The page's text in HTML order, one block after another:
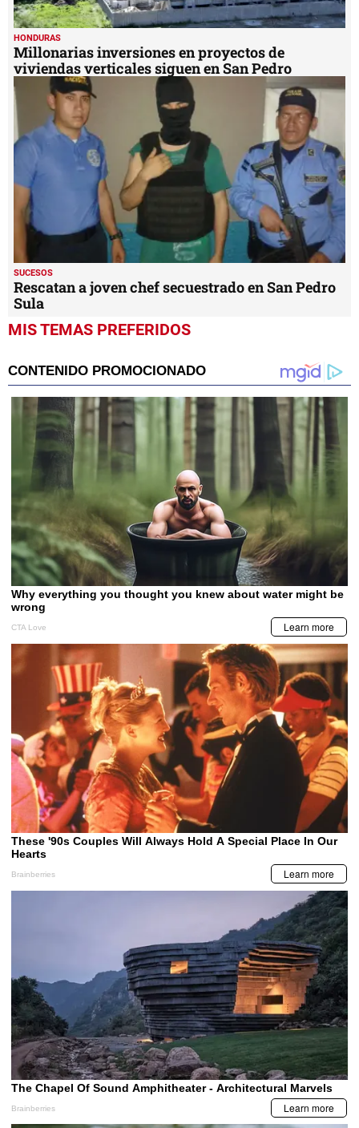
HONDURAS
Millonarias inversiones en proyectos de
viviendas verticales siguen en San Pedro
SUCESOS
Rescatan a joven chef secuestrado en San Pedro
Sula
MIS TEMAS PREFERIDOS